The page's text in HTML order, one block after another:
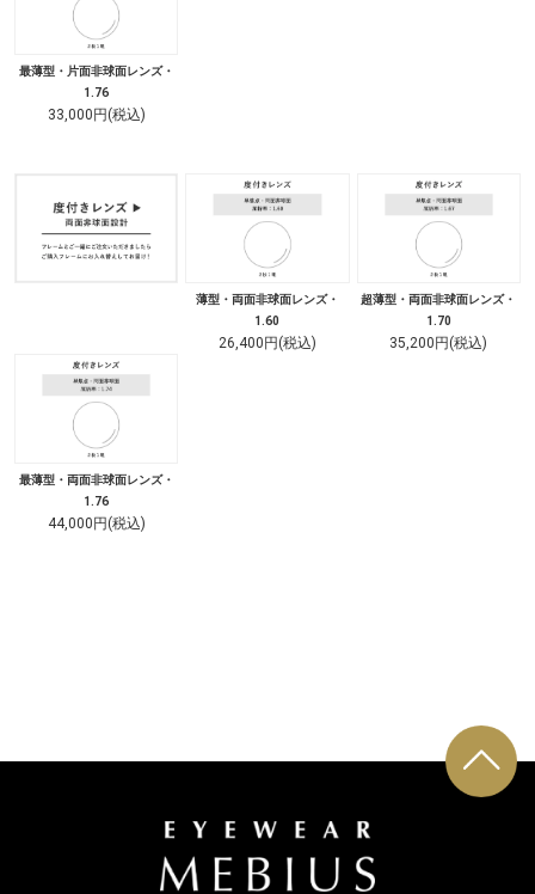
最薄型・片面非球面レンズ・
1.76
33,000円(税込)
薄型・両面非球面レンズ・
1.60
26,400円(税込)
超薄型・両面非球面レンズ・
1.70
35,200円(税込)
最薄型・両面非球面レンズ・
1.76
44,000円(税込)